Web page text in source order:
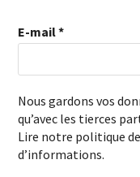
E-mail*
Nous gardons vos
qu’avec les tierces
Lire notre politique
d’informations.